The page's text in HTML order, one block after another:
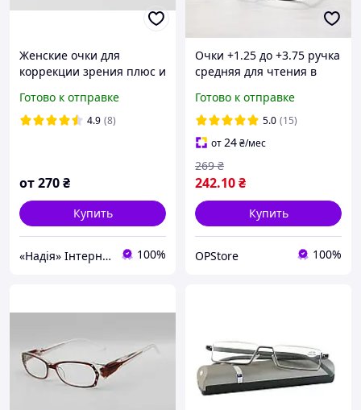
Женские очки для
коррекции зрения плюс и
Готово к отправке
4.9 (8)
от270₴
Купить
«Надія» Інтернет-Магазин 100%
Очки +1.25 до +3.75 ручка
средняя для чтения в
Vizzini компактные очки
лектор серые с флексами
Готово к отправке
5.0 (15)
от24₴/мес
242.10₴
269 ₴
Купить
OPStore 100%